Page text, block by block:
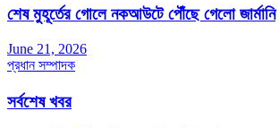
শেষ মুহূর্তের গোলে নকআউটে পৌঁছে গেলো জার্মানি
June 21, 2026
প্রধান সম্পাদক
সর্বশেষ খবর